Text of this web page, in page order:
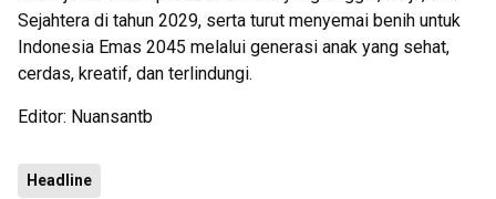
Sejahtera di tahun 2029, serta turut menyemai benih untuk
Indonesia Emas 2045 melalui generasi anak yang sehat,
cerdas, kreatif, dan terlindungi.
Editor: Nuansantb
Headline